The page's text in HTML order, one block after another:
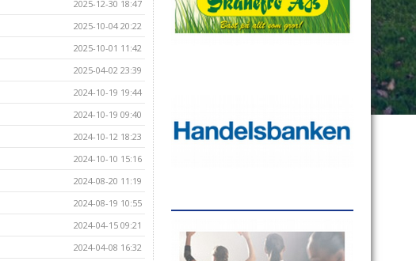
2025-12-30 18:47
2025-10-04 20:22
2025-10-01 11:42
2025-04-02 23:39
2024-10-19 19:44
2024-10-19 09:40
2024-10-12 18:23
2024-10-10 15:16
2024-08-20 11:19
2024-08-19 10:55
2024-04-15 09:21
2024-04-08 16:32